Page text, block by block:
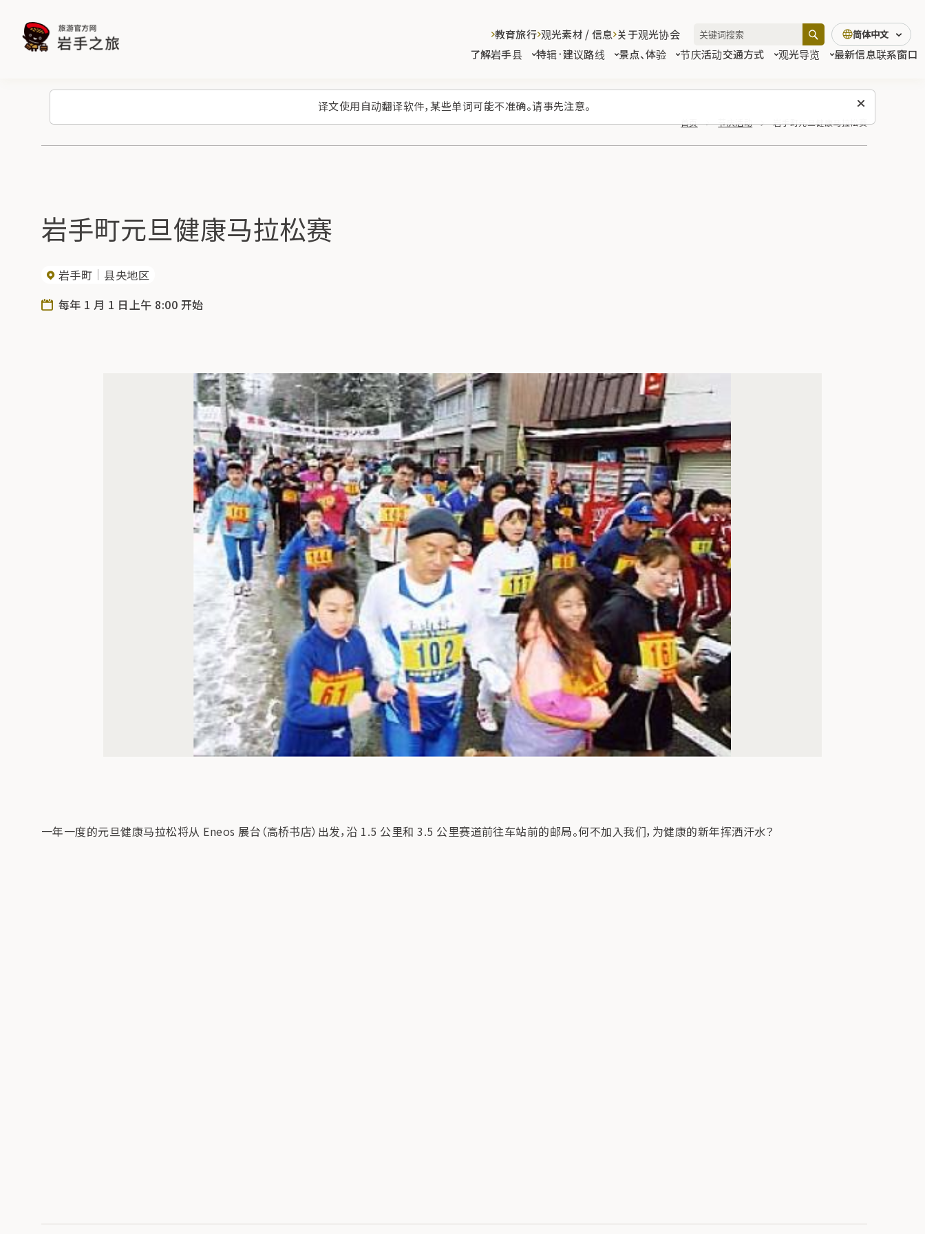
译文使用自动翻译软件，某些单词可能不准确。请事先注意。
了解岩手县 特辑·建议路线 景点、体验 节庆活动交通方式 观光导览 最新信息联系窗口
教育旅行 观光素材 / 信息 关于观光协会 简体中文
首页 节庆活动 岩手町元旦健康马拉松赛
岩手町元旦健康马拉松赛
岩手町
县央地区
每年 1 月 1 日上午 8:00 开始
一年一度的元旦健康马拉松将从 Eneos 展台（高桥书店）出发，沿 1.5 公里和 3.5 公里赛道前往车站前的邮局。何不加入我们，为健康的新年挥洒汗水？